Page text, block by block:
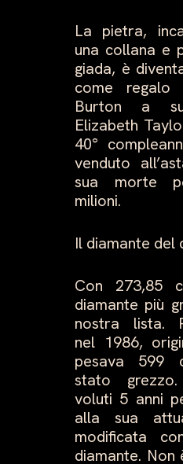
La pietra,
una collana e
giada, è
come regalo
Burton a
Elizabeth
40°
venduto
sua morte
milioni.
Il diamante del
Con 273,85
diamante più
nostra lista.
nel 1986,
pesava 599
stato
voluti 5 anni
alla sua
modificata
diamante. Non